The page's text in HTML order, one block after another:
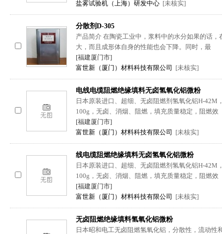
盐雾试验机（上海）研发中心 [未核实]
分散剂D-305
产品简介 在陶瓷工业中，浆料中的水分如果的话
大，而且成形体自身的性能也会下降。同时，最
[福建厦门市]
富世新（厦门）材料科技有限公司
[未核实]
电线电缆阻燃绝缘填料无卤氢氧化铝微粉
日本原装进口、超细、无卤阻燃剂氢氧化铝H-42M
100g，无卤、消烟、阻燃，填充质量稳定，阻燃效
[福建厦门市]
富世新（厦门）材料科技有限公司
[未核实]
线电缆阻燃绝缘填料无卤氢氧化铝微粉
日本原装进口、超细、无卤阻燃剂氢氧化铝H-42M
100g，无卤、消烟、阻燃，填充质量稳定，阻燃效
[福建厦门市]
富世新（厦门）材料科技有限公司
[未核实]
无卤阻燃绝缘填料氢氧化铝微粉
日本昭和电工无卤阻燃氢氧化铝，分散性，流动性